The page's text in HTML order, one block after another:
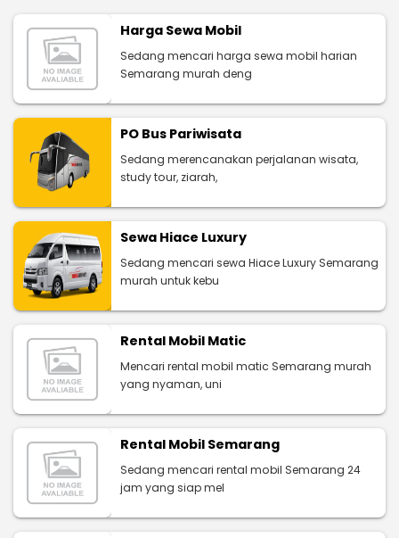
Harga Sewa Mobil
Sedang mencari harga sewa mobil harian
Semarang murah deng
PO Bus Pariwisata
Sedang merencanakan perjalanan wisata,
study tour, ziarah,
Sewa Hiace Luxury
Sedang mencari sewa Hiace Luxury Semarang
murah untuk kebu
Rental Mobil Matic
Mencari rental mobil matic Semarang murah
yang nyaman, uni
Rental Mobil Semarang
Sedang mencari rental mobil Semarang 24
jam yang siap mel